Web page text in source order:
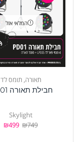
המלאי אזל
תאורה,תומס לד
חבילת תאורה PD01
Skylight
₪749
₪499